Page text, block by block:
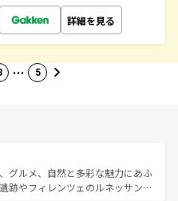
詳細を見る
… 5
グルメ、自然と多彩な魅力にあふ
跡やフィレンツェのルネッサンス